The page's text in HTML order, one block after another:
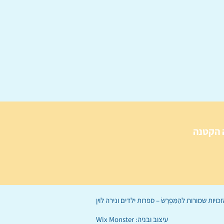
הקטנה
הַמִּפְרָשׂ – ספרות ילדים ונירה לוין
עיצוב ובניה: Wix Monster